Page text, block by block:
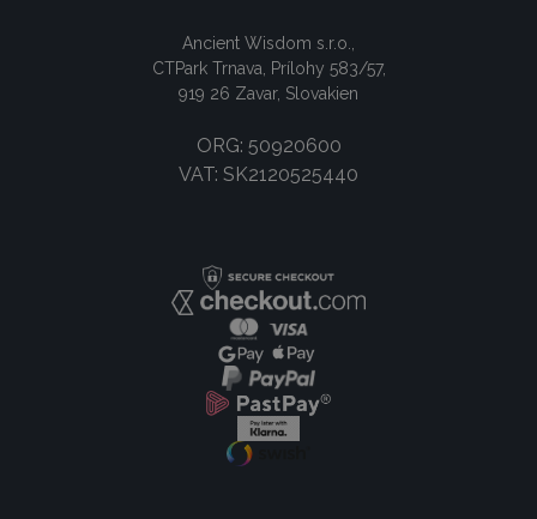
Ancient Wisdom s.r.o.,
CTPark Trnava, Prílohy 583/57,
919 26 Zavar, Slovakien
ORG: 50920600
VAT: SK2120525440